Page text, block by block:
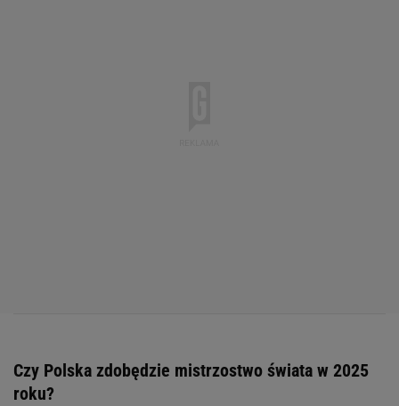
Czy Polska zdobędzie mistrzostwo świata w 2025
roku?